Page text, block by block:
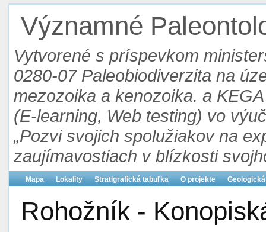
Významné
Vytvorené s príspevkom
0280-07 Paleobiodiverzita na
mezozoika a kenozoika. a
(E-learning, Web testing) vo
„Pozvi svojich spolužiakov na
zaujímavostiach v blízkosti
Mapa Lokality Stratigrafická tabuľka O projekte
Rohožník -